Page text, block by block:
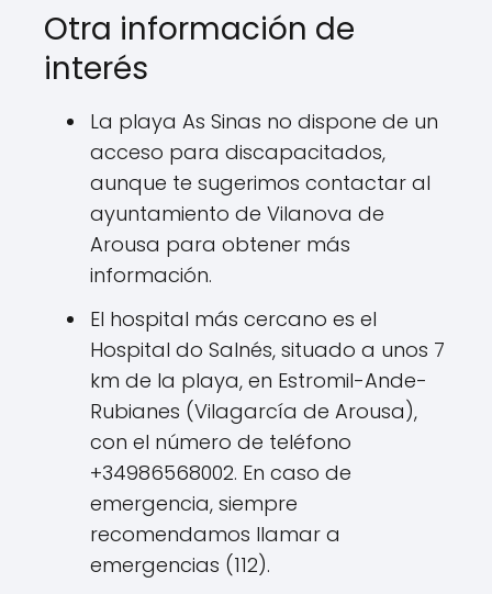
Otra información de
interés
La playa As Sinas no dispone de un
acceso para discapacitados,
aunque te sugerimos contactar al
ayuntamiento de Vilanova de
Arousa para obtener más
información.
El hospital más cercano es el
Hospital do Salnés, situado a unos 7
km de la playa, en Estromil-Ande-
Rubianes (Vilagarcía de Arousa),
con el número de teléfono
+34986568002. En caso de
emergencia, siempre
recomendamos llamar a
emergencias (112).